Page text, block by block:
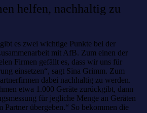
helfen, nachhaltig zu
es zwei wichtige Punkte bei der
mit AfB. Zum einen der
Firmen gefällt es, dass wir uns für
einsetzen“, sagt Sina Grimm. Zum
dabei nachhaltig zu werden.
etwa 1.000 Geräte zurückgibt, dann
für jegliche Menge an Geräten
Partner übergeben.“ So bekommen die